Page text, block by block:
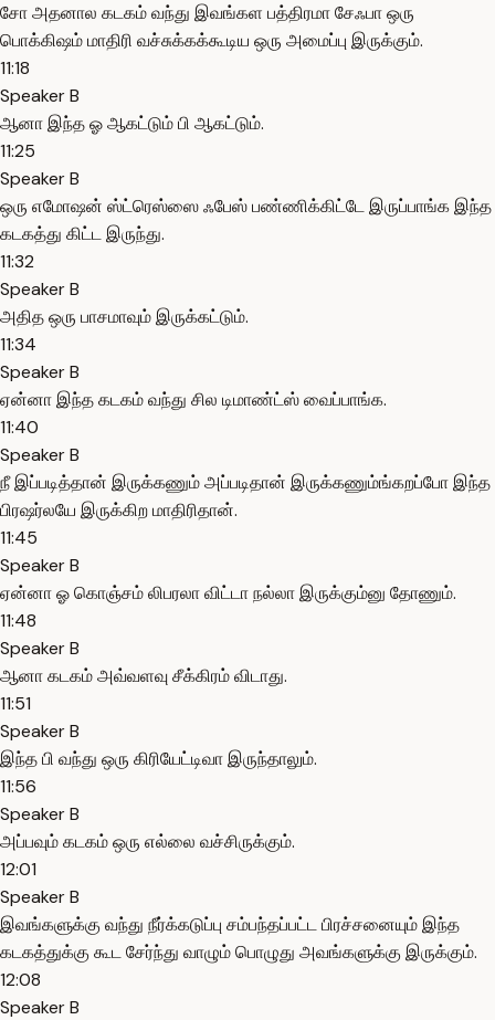
சோ அதனால கடகம் வந்து இவங்கள பத்திரமா சேஃபா ஒரு
பொக்கிஷம் மாதிரி வச்சுக்கக்கூடிய ஒரு அமைப்பு இருக்கும்.
11:18
Speaker B
ஆனா இந்த ஓ ஆகட்டும் பி ஆகட்டும்.
11:25
Speaker B
ஒரு எமோஷன் ஸ்ட்ரெஸ்ஸை ஃபேஸ் பண்ணிக்கிட்டே இருப்பாங்க இந்த
கடகத்து கிட்ட இருந்து.
11:32
Speaker B
அதித ஒரு பாசமாவும் இருக்கட்டும்.
11:34
Speaker B
ஏன்னா இந்த கடகம் வந்து சில டிமாண்ட்ஸ் வைப்பாங்க.
11:40
Speaker B
நீ இப்படித்தான் இருக்கணும் அப்படிதான் இருக்கணும்ங்கறப்போ இந்த
பிரஷர்லயே இருக்கிற மாதிரிதான்.
11:45
Speaker B
ஏன்னா ஓ கொஞ்சம் லிபரலா விட்டா நல்லா இருக்கும்னு தோணும்.
11:48
Speaker B
ஆனா கடகம் அவ்வளவு சீக்கிரம் விடாது.
11:51
Speaker B
இந்த பி வந்து ஒரு கிரியேட்டிவா இருந்தாலும்.
11:56
Speaker B
அப்பவும் கடகம் ஒரு எல்லை வச்சிருக்கும்.
12:01
Speaker B
இவங்களுக்கு வந்து நீர்க்கடுப்பு சம்பந்தப்பட்ட பிரச்சனையும் இந்த
கடகத்துக்கு கூட சேர்ந்து வாழும் பொழுது அவங்களுக்கு இருக்கும்.
12:08
Speaker B